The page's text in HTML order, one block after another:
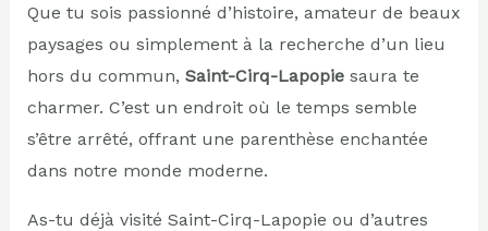
Que tu sois passionné d’histoire, amateur de beaux
paysages ou simplement à la recherche d’un lieu
hors du commun, Saint-Cirq-Lapopiesaura te
charmer. C’est un endroit où le temps semble
s’être arrêté, offrant une parenthèse enchantée
dans notre monde moderne.
As-tu déjà visité Saint-Cirq-Lapopie ou d’autres